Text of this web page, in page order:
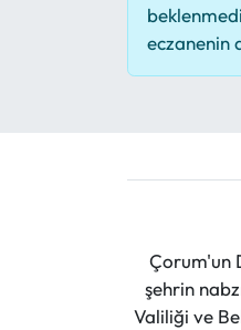
eczanenin
Çorum'un
şehrin
Valiliği ve